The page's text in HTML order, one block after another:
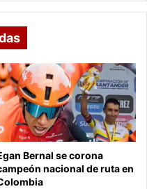
Bernal se corona
nacional de ruta en